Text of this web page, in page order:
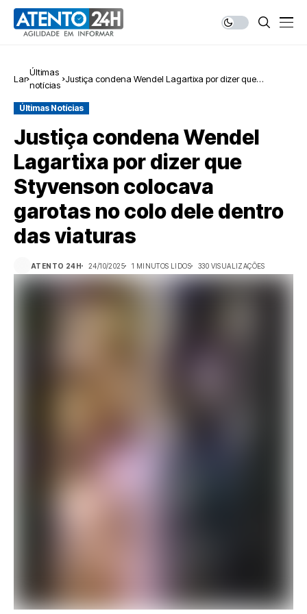
Lar
Últimas
notícias
Justiça condena Wendel Lagartixa por dizer que
viaturas
Últimas Notícias
Justiça condena Wendel
Lagartixa por dizer que
Styvenson colocava
garotas no colo dele dentro
das viaturas
ATENTO 24H 24/10/2025 1 MINUTOS LIDOS 330 VISUALIZAÇÕES